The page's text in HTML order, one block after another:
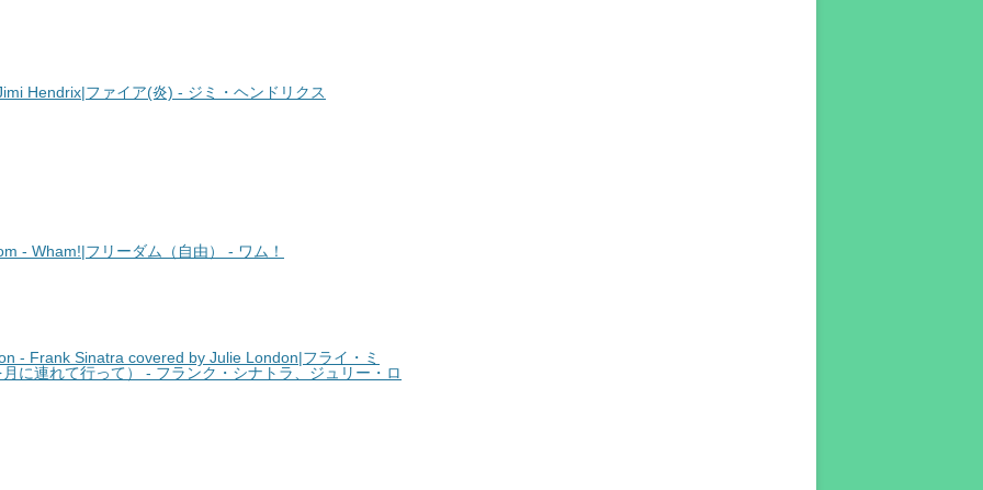
Hendrix|ファイア(炎) - ジミ・ヘンドリクス
- Wham!|フリーダム（自由） - ワム！
- Frank Sinatra covered by Julie London|フライ・ミ
に連れて行って） - フランク・シナトラ、ジュリー・ロ